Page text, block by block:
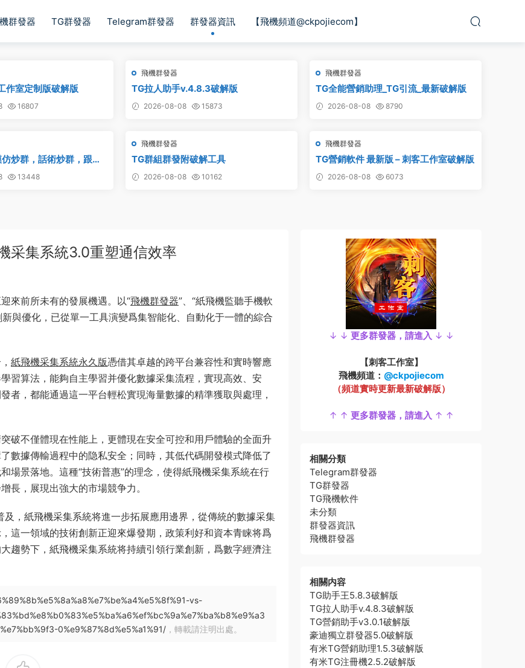
群發器 TG群發器 Telegram群發器 群發器資訊 【飛機頻道@ckpojiecom】
作室定制版破解版
16807
飛機群發器
TG拉人助手v.4.8.3破解版
2026-08-08 15873
飛機群發器
TG全能營銷助理_TG引流_最新破解版
2026-08-08 8790
炒群，話術炒群，跟發
破解版 – 群發器 群發軟
機群發器 飛機群發軟件
13448
飛機群發器
TG群組群發附破解工具
2026-08-08 10162
飛機群發器
TG營銷軟件 最新版 – 刺客工作室破解版
2026-08-08 6073
采集系統3.0重塑通信效率
來前所未有的發展機遇。以“飛機群發器”、“紙飛機監聽手機軟
與優化，已從單一工具演變爲集智能化、自動化于一體的綜合
紙飛機采集系統永久版憑借其卓越的跨平台兼容性和實時響應
習算法，能夠自主學習并優化數據采集流程，實現高效、安
者，都能通過這一平台輕松實現海量數據的精準獲取與處理，
破不僅體現在性能上，更體現在安全可控和用戶體驗的全面升
數據傳輸過程中的隐私安全；同時，其低代碼開發模式降低了
場景落地。這種“技術普惠”的理念，使得紙飛機采集系統在行
長，展現出強大的市場競争力。
，紙飛機采集系統将進一步拓展應用邊界，從傳統的數據采集
這一領域的技術創新正迎來爆發期，政策利好和資本青睐将爲
趨勢下，紙飛機采集系統将持續引領行業創新，爲數字經濟注
vs-
0%e9%87%8d%e5%a1%91/ ，轉載請注明出處。
↓ ↓ 更多群發器，請進入 ↓ ↓
【刺客工作室】
飛機頻道： @ckpojiecom
（頻道實時更新最新破解版）
↑ ↑ 更多群發器，請進入 ↑ ↑
相關分類
Telegram群發器
TG群發器
TG飛機軟件
未分類
群發器資訊
飛機群發器
相關内容
TG助手王5.8.3破解版
TG拉人助手v.4.8.3破解版
TG營銷助手v3.0.1破解版
豪迪獨立群發器5.0破解版
有米TG營銷助理1.5.3破解版
有米TG注冊機2.5.2破解版